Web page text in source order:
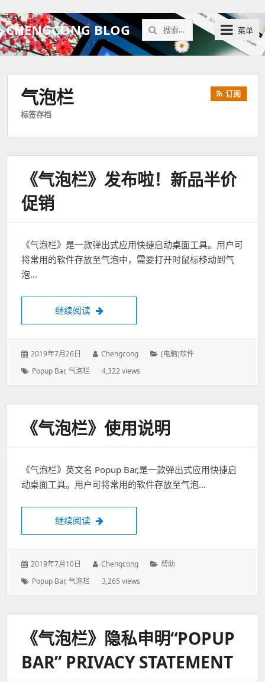
CHENGCONG BLOG
搜
索：
菜单
气泡栏
标签存档
订阅
《气泡栏》发布啦！新品半价
促销
《气泡栏》是一款弹出式应用快捷启动桌面工具。用户可
将常用的软件存放至气泡中，需要打开时鼠标移动到气
泡…
继续阅读 《气泡栏》发布啦！新品半价促销
发
于：
2019年7月26日
作
Chengcong
分
(电脑)软件
标
Popup Bar,气泡栏 4,322 views
《气泡栏》使用说明
《气泡栏》英文名 Popup Bar,是一款弹出式应用快捷启
动桌面工具。用户可将常用的软件存放至气泡…
继续阅读 《气泡栏》使用说明
发
于：
2019年7月10日
作
Chengcong
分
帮助
标
Popup Bar,气泡栏 3,265 views
《气泡栏》隐私申明“POPUP
BAR” PRIVACY STATEMENT